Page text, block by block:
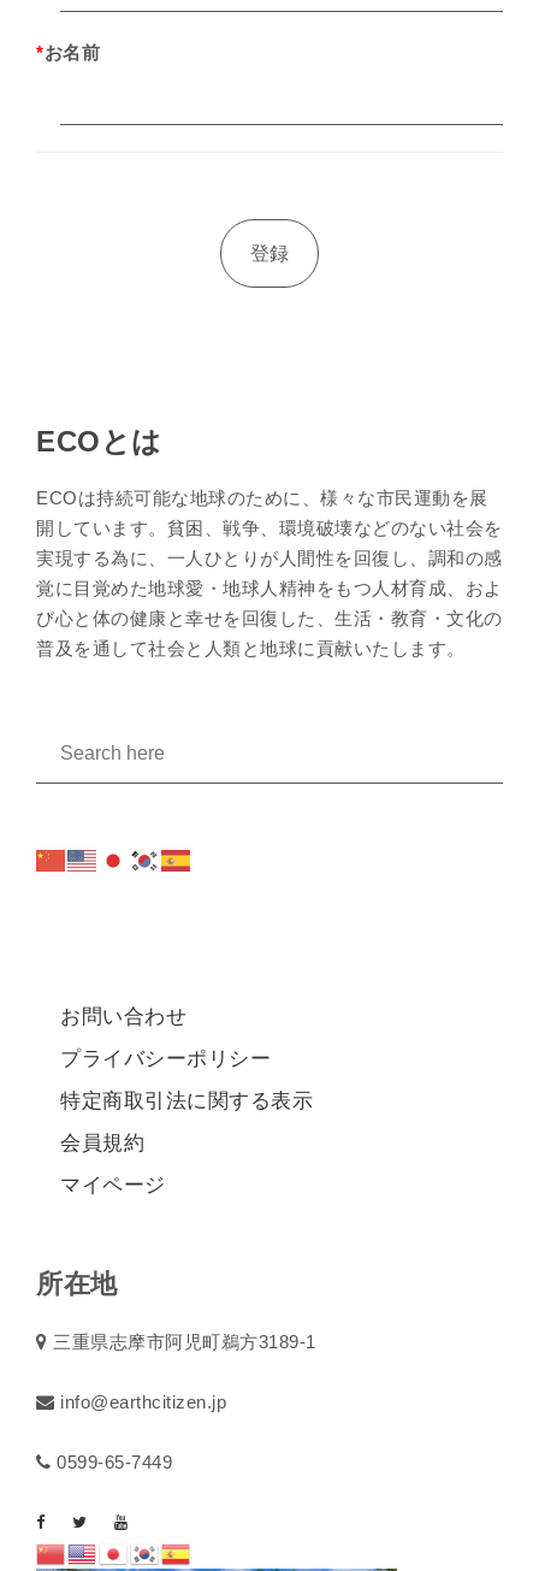
*お名前
ECOとは
ECOは持続可能な地球のために、様々な市民運動を展
開しています。貧困、戦争、環境破壊などのない社会を
実現する為に、一人ひとりが人間性を回復し、調和の感
覚に目覚めた地球愛・地球人精神をもつ人材育成、およ
び心と体の健康と幸せを回復した、生活・教育・文化の
普及を通して社会と人類と地球に貢献いたします。
お問い合わせ
プライバシーポリシー
特定商取引法に関する表示
会員規約
マイページ
所在地
三重県志摩市阿児町鵜方3189-1
info@earthcitizen.jp
0599-65-7449